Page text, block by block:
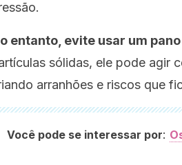
entanto, evite usar um
sólidas, ele pode agir
arranhões e riscos que
Você pode se interessar por: